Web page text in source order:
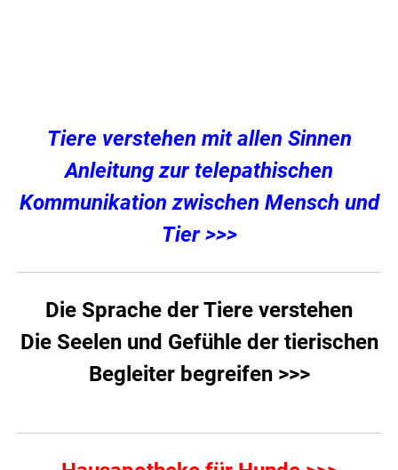
Tiere verstehen mit allen Sinnen
Anleitung zur telepathischen
Kommunikation zwischen Mensch und
Tier >>>
Die Sprache der Tiere verstehen
Die Seelen und Gefühle der tierischen
Begleiter begreifen >>>